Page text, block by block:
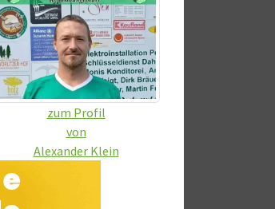
zum Profil
von
Alexander Klein